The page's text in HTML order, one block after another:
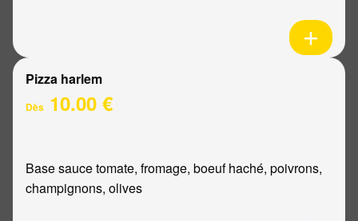
Pizza harlem
Dès 10.00 €
Base sauce tomate, fromage, boeuf haché, poivrons,
champignons, olives